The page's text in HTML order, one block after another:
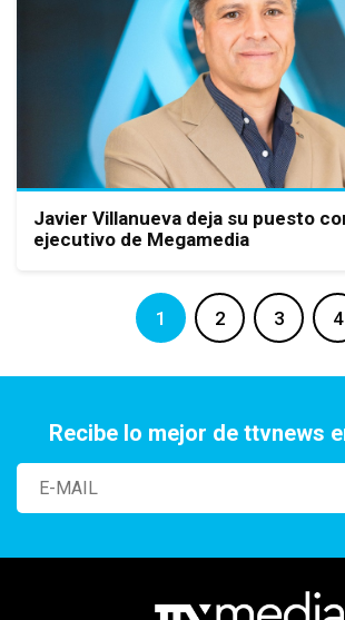
Javier Villanueva deja su puesto
ejecutivo de Megamedia
1 2 3 4
Recibe lo mejor de ttvnews